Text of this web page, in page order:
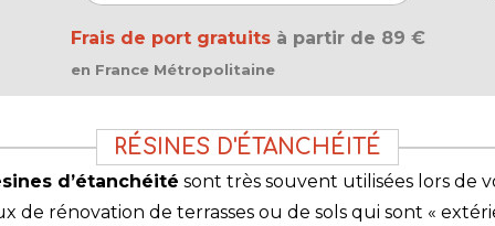
Frais de port gratuitsà partir de 89 €
en France Métropolitaine
RÉSINES D'ÉTANCHÉITÉ
d’étanchéité sont très souvent utilisées lors de
de rénovation de terrasses ou de sols qui sont «